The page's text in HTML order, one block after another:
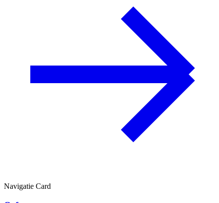
Navigatie Card